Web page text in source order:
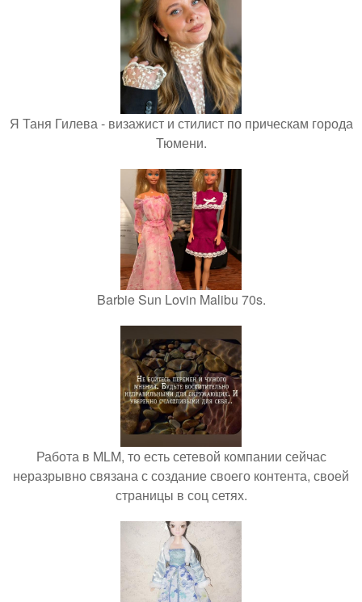
Я Таня Гилева - визажист и стилист по прическам города
Тюмени.
Barbie Sun Lovin Malibu 70s.
Работа в MLM, то есть сетевой компании сейчас
неразрывно связана с создание своего контента, своей
страницы в соц сетях.